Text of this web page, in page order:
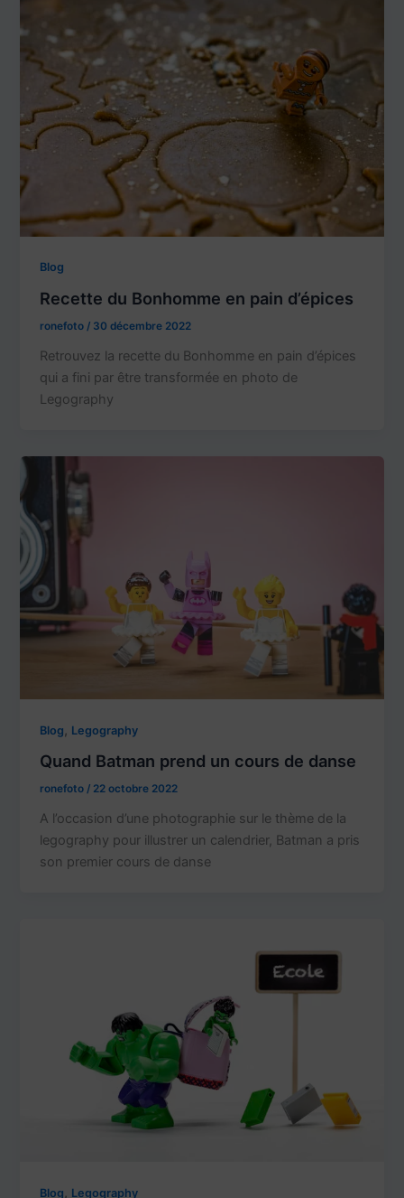
Blog
Recette du Bonhomme en pain d’épices
ronefoto/ 30 décembre 2022
Retrouvez la recette du Bonhomme en pain d’épices
qui a fini par être transformée en photo de
Legography
Blog Legography
Quand Batman prend un cours de danse
ronefoto/ 22 octobre 2022
A l’occasion d’une photographie sur le thème de la
legography pour illustrer un calendrier, Batman a pris
son premier cours de danse
Blog , Legography